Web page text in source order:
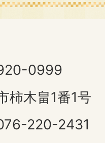
0999
柿木畠1番1号
220-2431